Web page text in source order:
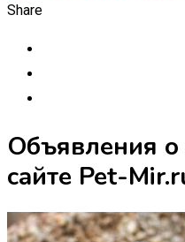
Share
Объявления
сайте Pet-